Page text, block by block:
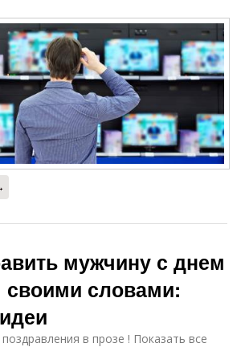
мужчину с днем
своими словами:
в прозе ! Показать все